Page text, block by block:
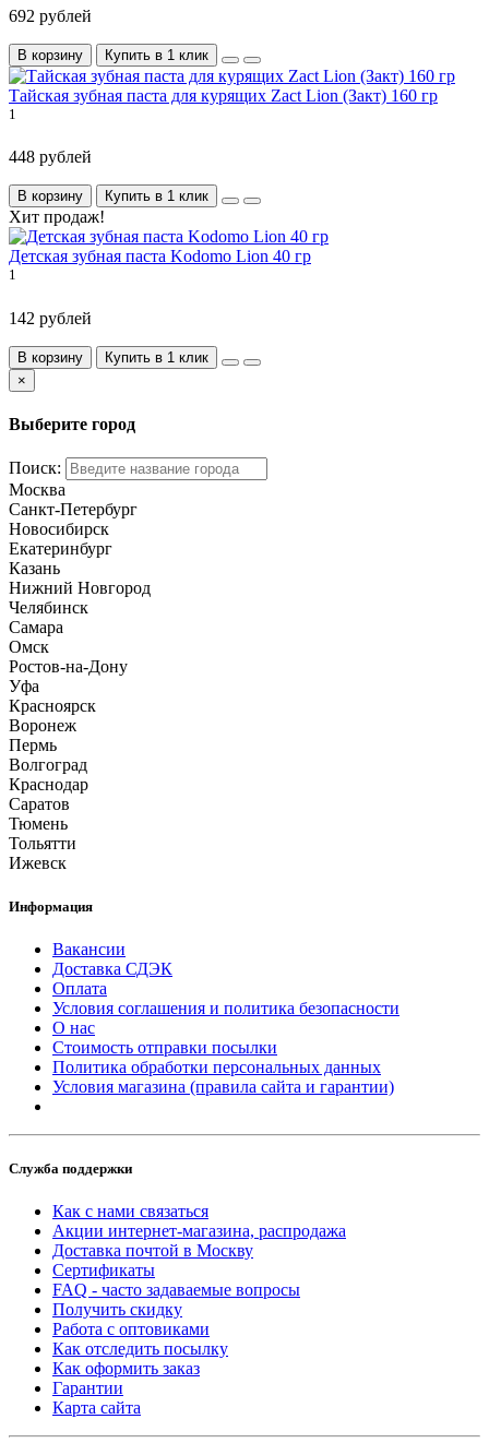
692 рублей
В корзину Купить в 1 клик
Тайская зубная паста для курящих Zact Lion (Закт) 160 гр
1
448 рублей
В корзину Купить в 1 клик
Хит продаж!
Детская зубная паста Kodomo Lion 40 гр
1
142 рублей
В корзину
Купить в 1 клик
×
Выберите город
Поиск:
Москва
Санкт-Петербург
Новосибирск
Екатеринбург
Казань
Нижний Новгород
Челябинск
Самара
Омск
Ростов-на-Дону
Уфа
Красноярск
Воронеж
Пермь
Волгоград
Краснодар
Саратов
Тюмень
Тольятти
Ижевск
Информация
Вакансии
Доставка СДЭК
Оплата
Условия соглашения и политика безопасности
О нас
Стоимость отправки посылки
Политика обработки персональных данных
Условия магазина (правила сайта и гарантии)
Служба поддержки
Как с нами связаться
Акции интернет-магазина, распродажа
Доставка почтой в Москву
Сертификаты
FAQ - часто задаваемые вопросы
Получить скидку
Работа с оптовиками
Как отследить посылку
Как оформить заказ
Гарантии
Карта сайта